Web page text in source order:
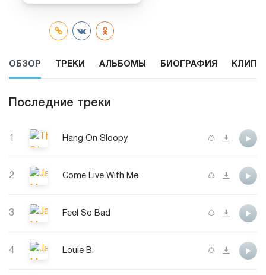
ОБЗОР ТРЕКИ АЛЬБОМЫ БИОГРАФИЯ КЛИПЫ
Последние треки
Hang On Sloopy
2 Come Live With Me
3 Feel So Bad
4 Louie B.